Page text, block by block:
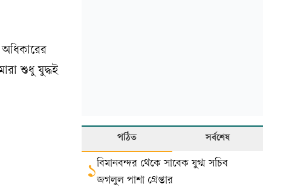
অধিকারের
শুধু যুদ্ধই
পঠিত সর্বশেষ
১বিমানবন্দর থেকে সাবেক যুগ্ম সচিব
জগলুল পাশা গ্রেপ্তার